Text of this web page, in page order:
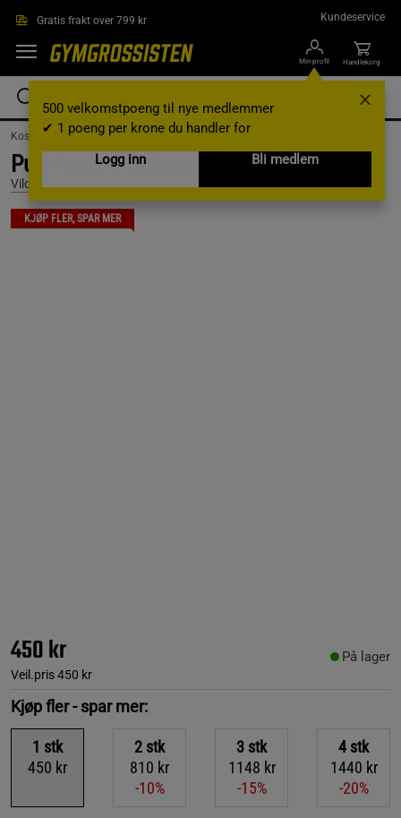
Gratis frakt over 799 kr Kundeservice
Min profil
500 velkomstpoeng til nye medlemmer
✔ 1 poeng per krone du handler for
Logg inn
Bli medlem
Handlekorg
Kosttilskudd / Ledd og muskler /Kollagen
Pure Marine Collagen 150 g
Vild Nord
KJØP FLER, SPAR MER
450 kr
Veil.pris450 kr
På lager
Kjøp fler - spar mer:
1 stk
450 kr
2 stk
810 kr
-10%
3 stk
1148 kr
-15%
4 stk
1440 kr
-20%